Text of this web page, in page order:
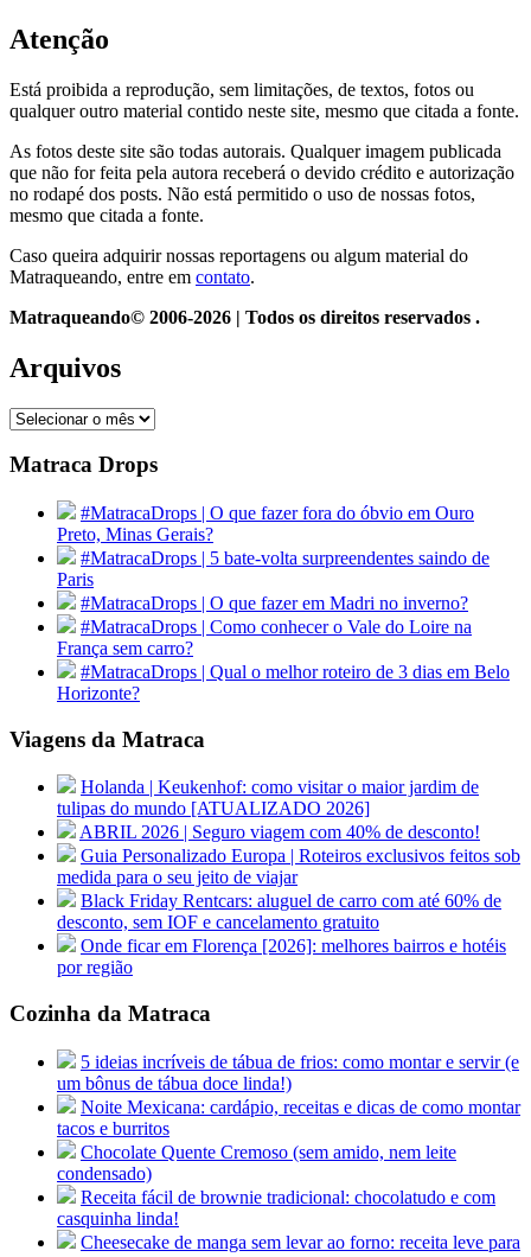
Atenção
Está proibida a reprodução, sem limitações, de textos, fotos ou
qualquer outro material contido neste site, mesmo que citada a fonte.
As fotos deste site são todas autorais. Qualquer imagem publicada
que não for feita pela autora receberá o devido crédito e autorização
no rodapé dos posts. Não está permitido o uso de nossas fotos,
mesmo que citada a fonte.
Caso queira adquirir nossas reportagens ou algum material do
Matraqueando, entre em contato.
Matraqueando© 2006-2026 | Todos os direitos reservados .
Arquivos
Arquivos
Matraca Drops
#MatracaDrops | O que fazer fora do óbvio em Ouro
Preto, Minas Gerais?
#MatracaDrops | 5 bate-volta surpreendentes saindo de
Paris
#MatracaDrops | O que fazer em Madri no inverno?
#MatracaDrops | Como conhecer o Vale do Loire na
França sem carro?
#MatracaDrops | Qual o melhor roteiro de 3 dias em Belo
Horizonte?
Viagens da Matraca
Holanda | Keukenhof: como visitar o maior jardim de
tulipas do mundo [ATUALIZADO 2026]
ABRIL 2026 | Seguro viagem com 40% de desconto!
Guia Personalizado Europa | Roteiros exclusivos feitos sob
medida para o seu jeito de viajar
Black Friday Rentcars: aluguel de carro com até 60% de
desconto, sem IOF e cancelamento gratuito
Onde ficar em Florença [2026]: melhores bairros e hotéis
por região
Cozinha da Matraca
5 ideias incríveis de tábua de frios: como montar e servir (e
um bônus de tábua doce linda!)
Noite Mexicana: cardápio, receitas e dicas de como montar
tacos e burritos
Chocolate Quente Cremoso (sem amido, nem leite
condensado)
Receita fácil de brownie tradicional: chocolatudo e com
casquinha linda!
Cheesecake de manga sem levar ao forno: receita leve para